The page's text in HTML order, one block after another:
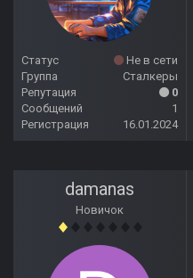
Статус
Не в сети
Группа
Сталкеры
Репутация
0
Сообщений
1
Регистрация
16.01.2024
damanas
Новичок